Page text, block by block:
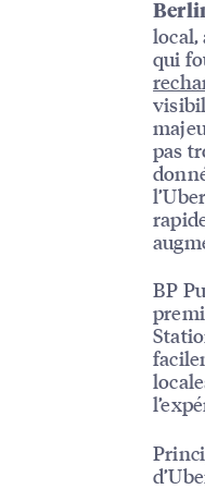
local,
qui
pas
BP